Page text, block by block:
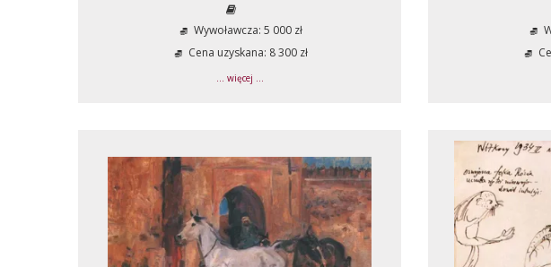
Wywoławcza: 5 000 zł
Cena uzyskana: 8 300 zł
... więcej ...